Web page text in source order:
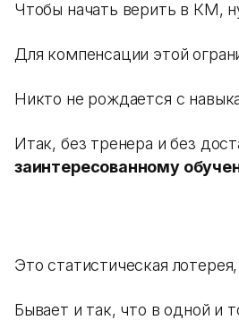
Чтобы начать верить в КМ,
Для компенсации этой
Никто не рождается с
Итак, без тренера и без
заинтересованному
Это статистическая
Бывает и так, что в одной и